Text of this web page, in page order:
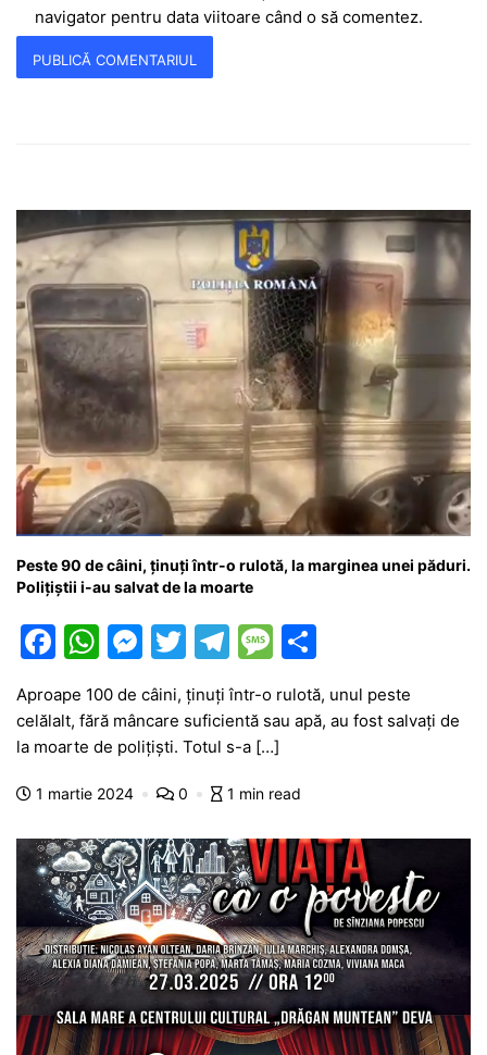
navigator pentru data viitoare când o să comentez.
Peste 90 de câini, ținuți într-o rulotă, la marginea unei păduri.
Polițiștii i-au salvat de la moarte
F
c
e
b
o
k
W
at
s
A
p
M
e
s
s
e
g
er
T
w
itt
er
T
el
e
gr
a
M
s
s
a
e
ta
ă
Aproape 100 de câini, ținuți într-o rulotă, unul peste
celălalt, fără mâncare suficientă sau apă, au fost salvați de
la moarte de polițiști. Totul s-a […]
1 martie 2024 0 1 min read